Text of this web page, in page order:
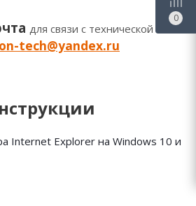
для связи с технической
tech@yandex.ru
Internet Explorer на Windows 10 и
0